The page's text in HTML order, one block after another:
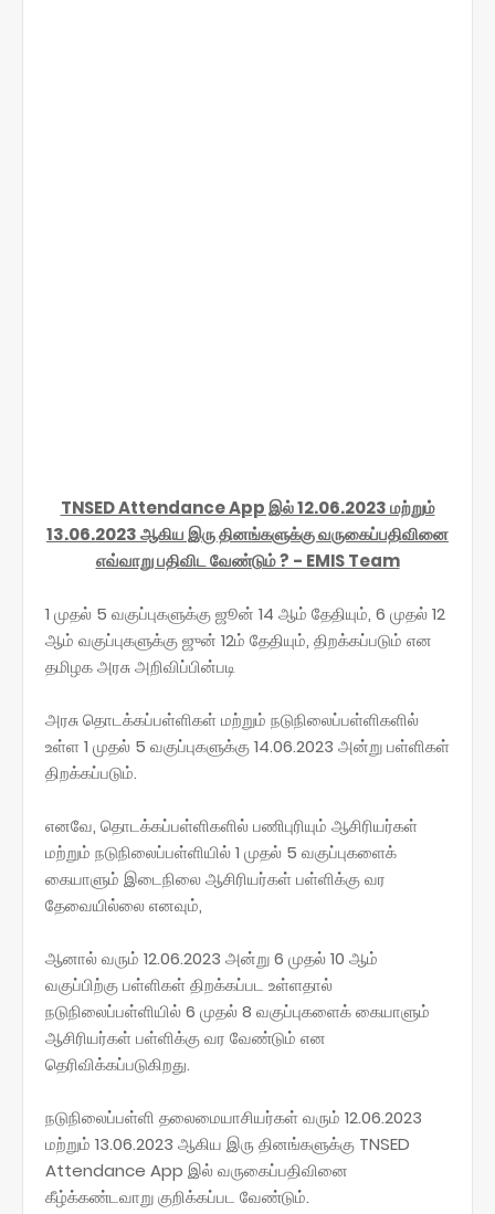
TNSED Attendance App இல் 12.06.2023 மற்றும்
13.06.2023 ஆகிய இரு தினங்களுக்கு வருகைப்பதிவினை
எவ்வாறு பதிவிட வேண்டும் ? - EMIS Team
1 முதல் 5 வகுப்புகளுக்கு ஜூன் 14 ஆம் தேதியும், 6 முதல் 12
ஆம் வகுப்புகளுக்கு ஜுன் 12ம் தேதியும், திறக்கப்படும் என
தமிழக அரசு அறிவிப்பின்படி
அரசு தொடக்கப்பள்ளிகள் மற்றும் நடுநிலைப்பள்ளிகளில்
உள்ள 1 முதல் 5 வகுப்புகளுக்கு 14.06.2023 அன்று பள்ளிகள்
திறக்கப்படும்.
எனவே, தொடக்கப்பள்ளிகளில் பணிபுரியும் ஆசிரியர்கள்
மற்றும் நடுநிலைப்பள்ளியில் 1 முதல் 5 வகுப்புகளைக்
கையாளும் இடைநிலை ஆசிரியர்கள் பள்ளிக்கு வர
தேவையில்லை எனவும்,
ஆனால் வரும் 12.06.2023 அன்று 6 முதல் 10 ஆம்
வகுப்பிற்கு பள்ளிகள் திறக்கப்பட உள்ளதால்
நடுநிலைப்பள்ளியில் 6 முதல் 8 வகுப்புகளைக் கையாளும்
ஆசிரியர்கள் பள்ளிக்கு வர வேண்டும் என
தெரிவிக்கப்படுகிறது.
நடுநிலைப்பள்ளி தலைமையாசியர்கள் வரும் 12.06.2023
மற்றும் 13.06.2023 ஆகிய இரு தினங்களுக்கு TNSED
Attendance App இல் வருகைப்பதிவினை
கீழ்க்கண்டவாறு குறிக்கப்பட வேண்டும்.